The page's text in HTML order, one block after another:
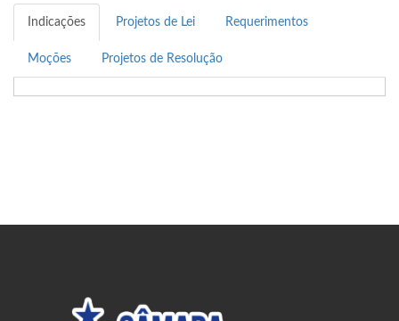
Indicações Projetos de Lei Requerimentos
Moções Projetos de Resolução